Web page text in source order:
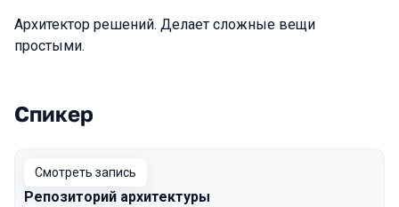
Архитектор решений. Делает сложные вещи
простыми.
Выступления в сезоне 2022
Спикер
Смотреть запись
Репозиторий архитектуры